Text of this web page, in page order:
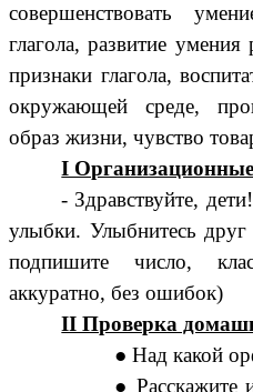
совершенствовать
глагола, развитие умения
признаки глагола,
окружающей среде,
образ жизни, чувство
I
- Здравствуйте,
улыбки. Улыбнитесь друг
подпишите число,
аккуратно, без ошибок)
II Проверка
Над какой